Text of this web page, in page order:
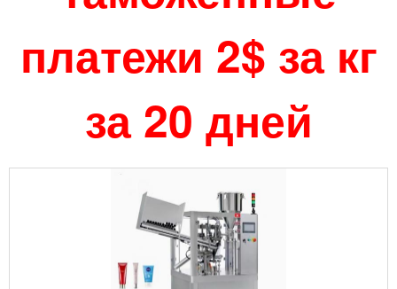
платежи 2$ за кг
за 20 дней